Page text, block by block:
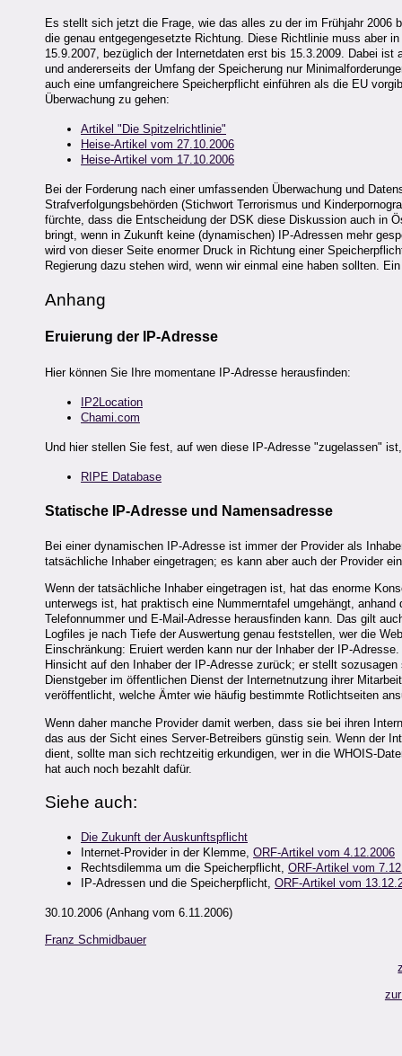
Es stellt sich jetzt die Frage, wie das alles zu der im Frühjahr 2006
die genau entgegengesetzte Richtung. Diese Richtlinie muss aber
15.9.2007, bezüglich der Internetdaten erst bis 15.3.2009. Dabei
und andererseits der Umfang der Speicherung nur
auch eine umfangreichere Speicherpflicht einführen als die EU
Überwachung zu gehen:
Artikel "Die Spitzelrichtlinie"
Heise-Artikel vom 27.10.2006
Heise-Artikel vom 17.10.2006
Bei der Forderung nach einer umfassenden Überwachung und
Strafverfolgungsbehörden (Stichwort Terrorismus und
fürchte, dass die Entscheidung der DSK diese Diskussion auch in
bringt, wenn in Zukunft keine (dynamischen) IP-Adressen mehr
wird von dieser Seite enormer Druck in Richtung einer
Regierung dazu stehen wird, wenn wir einmal eine haben sollten.
Anhang
Eruierung der IP-Adresse
Hier können Sie Ihre momentane IP-Adresse herausfinden:
IP2Location
Chami.com
Und hier stellen Sie fest, auf wen diese IP-Adresse "zugelassen"
RIPE Database
Statische IP-Adresse und Namensadresse
Bei einer dynamischen IP-Adresse ist immer der Provider als
tatsächliche Inhaber eingetragen; es kann aber auch der Provider
Wenn der tatsächliche Inhaber eingetragen ist, hat das enorme
unterwegs ist, hat praktisch eine Nummerntafel umgehängt,
Telefonnummer und E-Mail-Adresse herausfinden kann. Das gilt
Logfiles je nach Tiefe der Auswertung genau feststellen, wer die
Einschränkung: Eruiert werden kann nur der Inhaber der IP-
Hinsicht auf den Inhaber der IP-Adresse zurück; er stellt
Dienstgeber im öffentlichen Dienst der Internetnutzung ihrer
veröffentlicht, welche Ämter wie häufig bestimmte Rotlichtseiten
Wenn daher manche Provider damit werben, dass sie bei ihren
das aus der Sicht eines Server-Betreibers günstig sein. Wenn der
dient, sollte man sich rechtzeitig erkundigen, wer in die WHOIS-
hat auch noch bezahlt dafür.
Siehe auch:
Die Zukunft der Auskunftspflicht
Internet-Provider in der Klemme, ORF-Artikel vom 4.12.2006
Rechtsdilemma um die Speicherpflicht, ORF-Artikel vom
IP-Adressen und die Speicherpflicht, ORF-Artikel vom
30.10.2006 (Anhang vom 6.11.2006)
Franz Schmidbauer